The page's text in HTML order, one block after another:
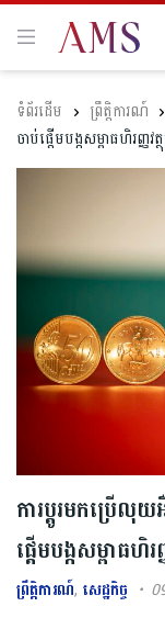
ព្រឹត្តិការណ៍
ចាប់ផ្តើមបង្កសម្ពាធហិរញ្ញ
ការប្តូរមកប្រើលុ
ផ្តើមបង្កសម្ពាធហិ
ព្រឹត្តិការណ៍,សេដ្ឋកិច្ច